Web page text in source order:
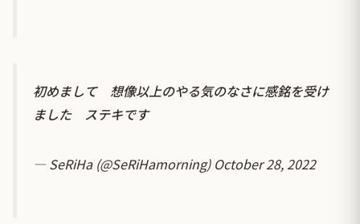
初めまして 想像以上のやる気のなさに感銘を受け
ました ステキです
— SeRiHa (@SeRiHamorning) October 28, 2022